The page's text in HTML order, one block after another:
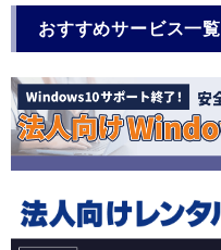
おすすめサービス一覧